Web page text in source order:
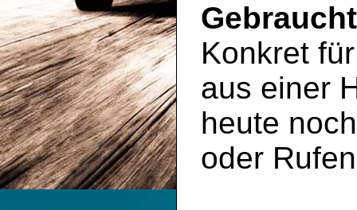
Konkret
aus einer
heute
oder